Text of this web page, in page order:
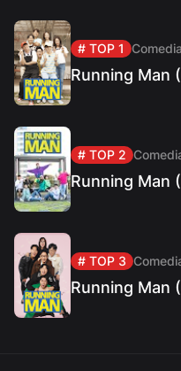
# TOP 1 Comedia
Running Man
# TOP 2
Running Man
# TOP 3
Running Man